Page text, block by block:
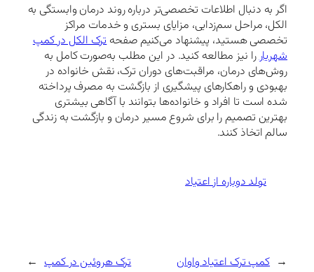
اگر به دنبال اطلاعات تخصصی‌تر درباره روند درمان وابستگی به
الکل، مراحل سم‌زدایی، مزایای بستری و خدمات مراکز
تخصصی هستید، پیشنهاد می‌کنیم صفحهترک الکل در کمپ
شهریاررا نیز مطالعه کنید. در این مطلب به‌صورت کامل به
روش‌های درمان، مراقبت‌های دوران ترک، نقش خانواده در
بهبودی و راهکارهای پیشگیری از بازگشت به مصرف پرداخته
شده است تا افراد و خانواده‌ها بتوانند با آگاهی بیشتری
بهترین تصمیم را برای شروع مسیر درمان و بازگشت به زندگی
سالم اتخاذ کنند.
تولد دوباره از اعتیاد
← کمپ ترک اعتیاد واوان ترک هروئین در کمپ →